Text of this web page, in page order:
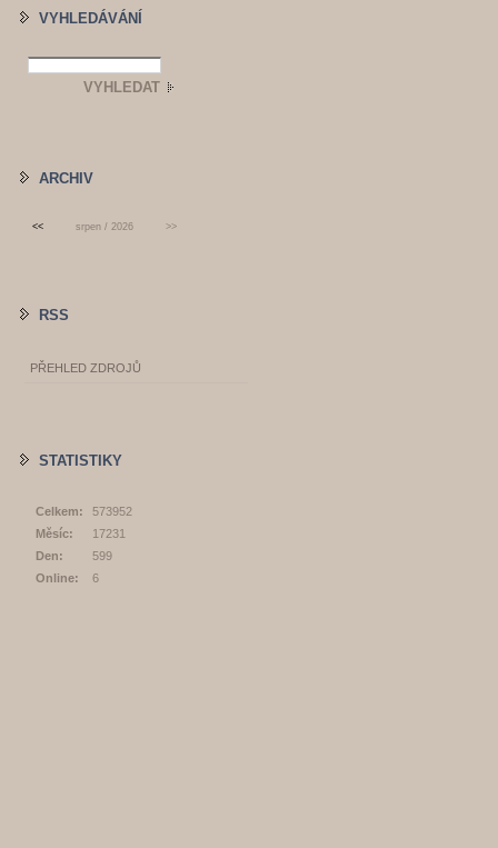
VYHLEDÁVÁNÍ
ARCHIV
<< srpen / 2026 >>
RSS
PŘEHLED ZDROJŮ
STATISTIKY
Online: 6
Celkem:
573952
Měsíc:
17231
Den:
599